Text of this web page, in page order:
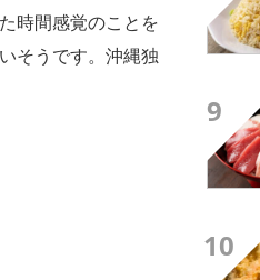
時間感覚のことを
そうです。沖縄独
9
10